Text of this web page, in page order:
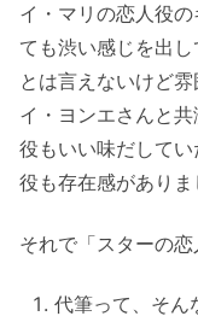
イ・マリの恋人役
ても渋い感じを出
とは言えないけど
イ・ヨンエさんと共
役もいい味だしてい
役も存在感がありま
それで「スターの恋
代筆って、そん